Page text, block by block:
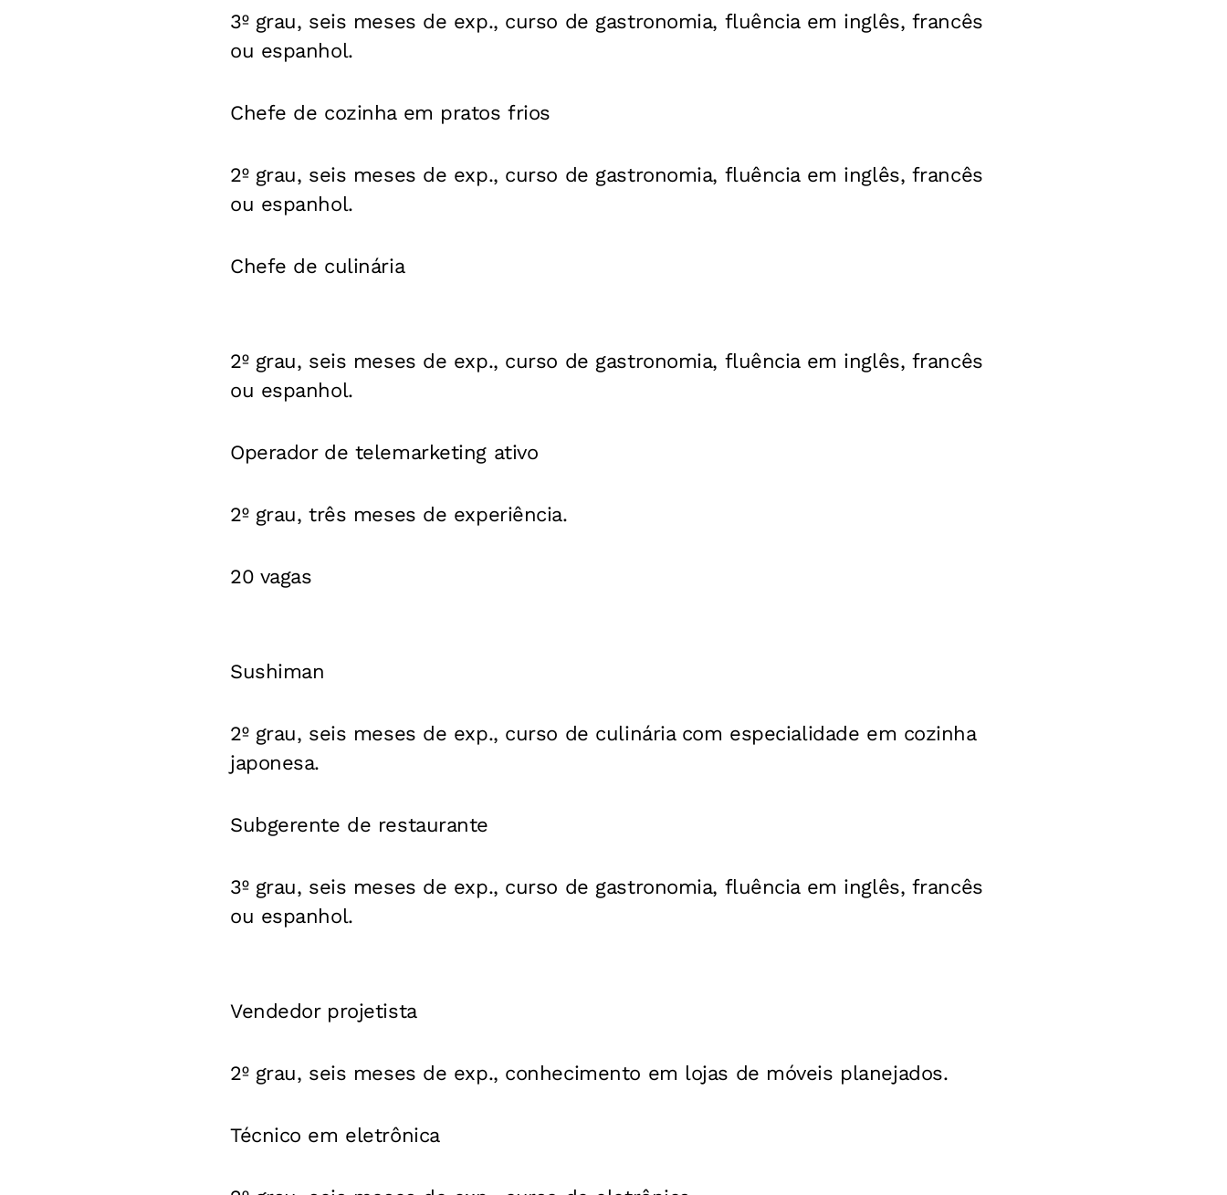
3º grau, seis meses de exp., curso de gastronomia, fluência em inglês, francês
ou espanhol.
Chefe de cozinha em pratos frios
2º grau, seis meses de exp., curso de gastronomia, fluência em inglês, francês
ou espanhol.
Chefe de culinária
2º grau, seis meses de exp., curso de gastronomia, fluência em inglês, francês
ou espanhol.
Operador de telemarketing ativo
2º grau, três meses de experiência.
20 vagas
Sushiman
2º grau, seis meses de exp., curso de culinária com especialidade em cozinha
japonesa.
Subgerente de restaurante
3º grau, seis meses de exp., curso de gastronomia, fluência em inglês, francês
ou espanhol.
Vendedor projetista
2º grau, seis meses de exp., conhecimento em lojas de móveis planejados.
Técnico em eletrônica